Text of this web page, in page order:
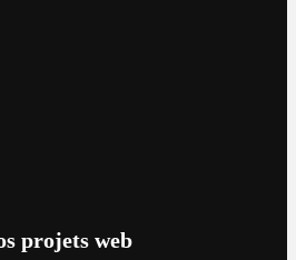
projets web